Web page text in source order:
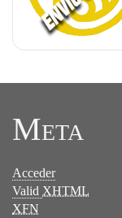
Meta
Acceder
Valid XHTML
XFN